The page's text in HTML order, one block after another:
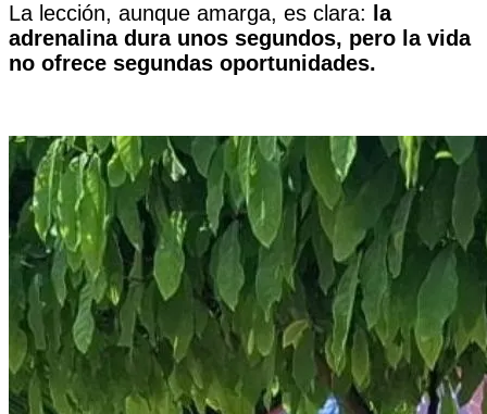
La lección, aunque amarga, es clara:
la
adrenalina dura unos segundos, pero la vida
no ofrece segundas oportunidades.